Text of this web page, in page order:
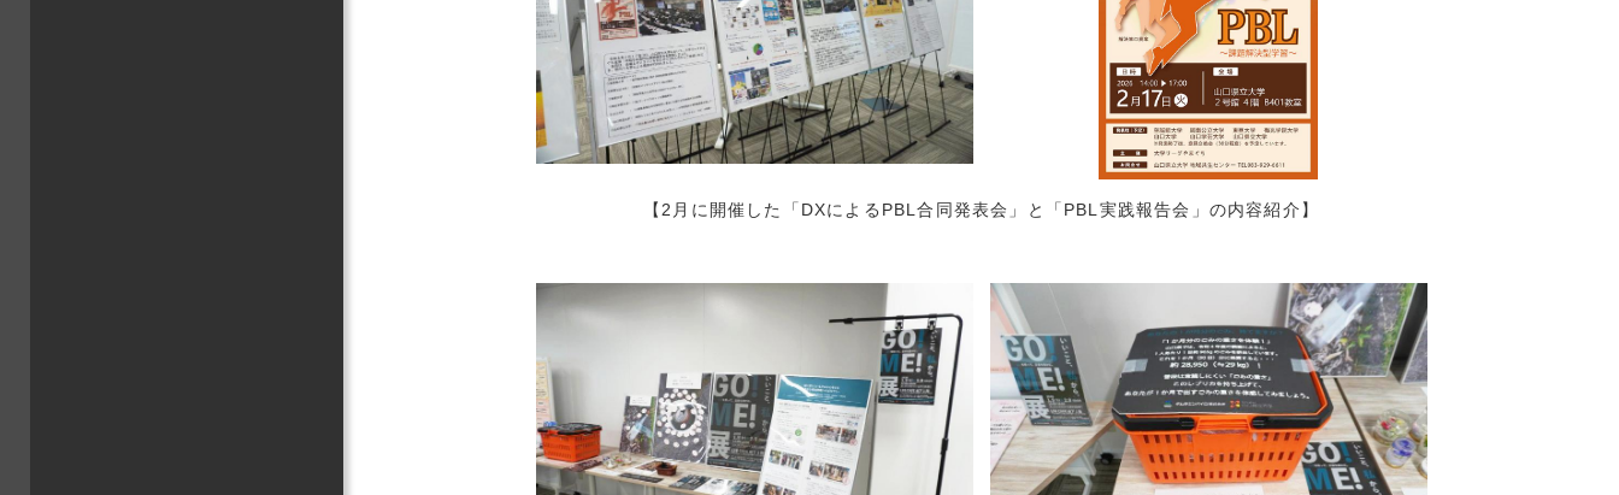
2019年10月 (5)
2019年8月 (5)
2019年7月 (12)
2019年6月 (2)
2019年5月 (5)
2019年4月 (4)
2019年3月 (1)
2019年2月 (2)
【2月に開催した「DXによるPBL合同発表会」と「PBL実践報告会」の内容紹介】